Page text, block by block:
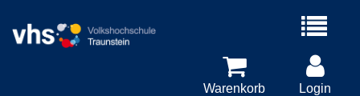
Menü
Warenkorb Login